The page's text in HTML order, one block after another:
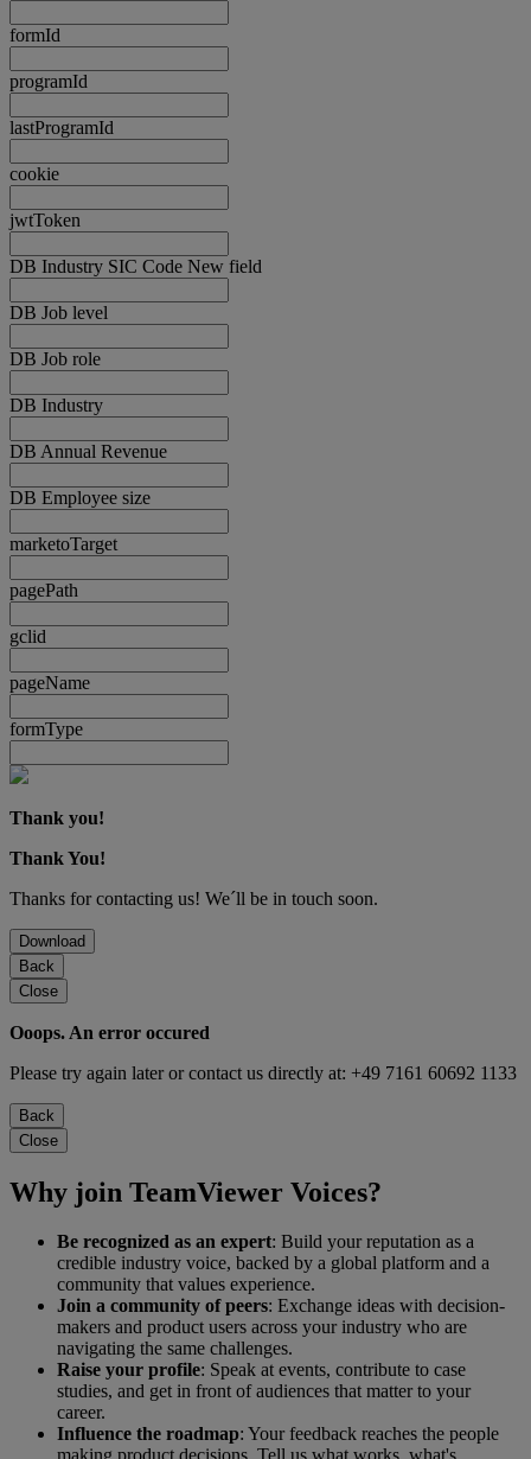
formId
programId
lastProgramId
cookie
jwtToken
DB Industry SIC Code New field
DB Job level
DB Job role
DB Industry
DB Annual Revenue
DB Employee size
marketoTarget
pagePath
gclid
pageName
formType
Thank you!
Thank You!
Thanks for contacting us! We´ll be in touch soon.
Download
Back
Close
Ooops. An error occured
Please try again later or contact us directly at: +49 7161 60692 1133
Back
Close
Why join TeamViewer Voices?
Be recognized as an expert: Build your reputation as a
credible industry voice, backed by a global platform and a
community that values experience.
Join a community of peers: Exchange ideas with decision-
makers and product users across your industry who are
navigating the same challenges.
Raise your profile: Speak at events, contribute to case
studies, and get in front of audiences that matter to your
career.
Influence the roadmap: Your feedback reaches the people